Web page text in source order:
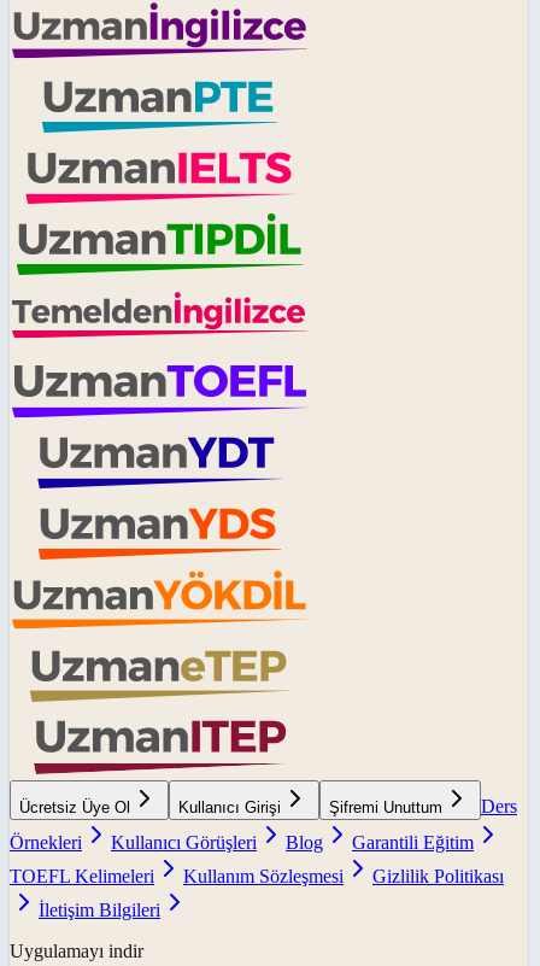
Ücretsiz Üye Ol Kullanıcı Girişi Şifremi Unuttum
Ders
Örnekleri
Kullanıcı Görüşleri Blog
Garantili Eğitim
TOEFL Kelimeleri
Kullanım Sözleşmesi
Gizlilik Politikası
İletişim Bilgileri
Uygulamayı indir